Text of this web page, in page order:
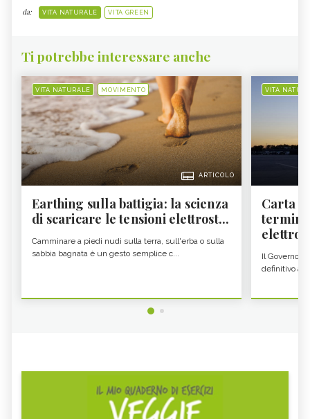
da: VITA NATURALE VITA GREEN
Ti potrebbe interessare anche
VITA NATURALE MOVIMENTO
ARTICOLO
Earthing sulla battigia: la scienza
di scaricare le tensioni elettrost...
Camminare a piedi nudi sulla terra, sull'erba o sulla
sabbia bagnata è un gesto semplice c...
VITA
Carta
Il Governo
definitivo